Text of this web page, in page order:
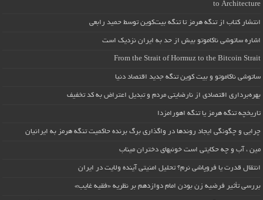
to Architecture
انتشار کتاب از تنگه هرمز تا تنگه بیت‌کوین توسط حمید رابعی
اشاره ساتوشی ناکاموتو بیش از حد به ایران نزدیک است
From the Strait of Hormuz to the Bitcoin Strait
ساتوشی ناکاموتو و بیت کوین تنگه جدید اقتصاد دنیا
بهره‌برداری اقتصادی از نارضایتی مردم و تبدیل اعتراض به کد تخفیف
تاریخچه تنگه هرمز یا تنگه اهورامزدا
چرایی و چگونگی ایجاد روندها در واگذاری برگ برنده حاکمیت تنگه هرمز به ایرانیان
مین ، آب و چه حکایتی است خونبهای دختران میناب
انتقال قدرت یا فروپاشی نرم؟ تحلیل امنیتی آینده ولایت در ایران
بررسی تأثیر فرضیه زن بودن امام دوازدهم بر نظریه «فقیه غایب»